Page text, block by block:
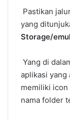
Pastikan
yang
Storage/
Yang di
aplikasi
memiliki icon
nama folder